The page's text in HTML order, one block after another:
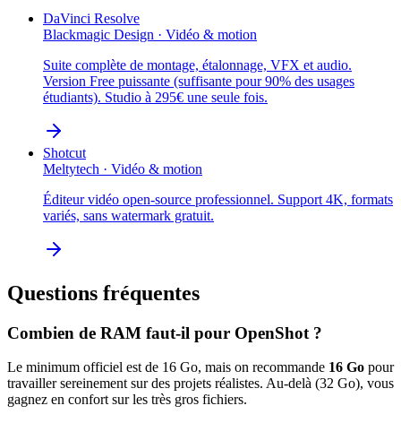
DaVinci Resolve
Blackmagic Design · Vidéo & motion
Suite complète de montage, étalonnage, VFX et audio.
Version Free puissante (suffisante pour 90% des usages
étudiants). Studio à 295€ une seule fois.
Shotcut
Meltytech · Vidéo & motion
Éditeur vidéo open-source professionnel. Support 4K, formats
variés, sans watermark gratuit.
Questions fréquentes
Combien de RAM faut-il pour OpenShot ?
Le minimum officiel est de 16 Go, mais on recommande 16 Go pour
travailler sereinement sur des projets réalistes. Au-delà (32 Go), vous
gagnez en confort sur les très gros fichiers.